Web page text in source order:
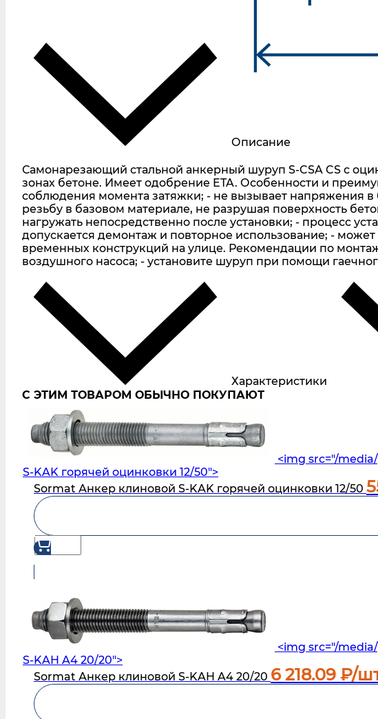
Описание
Самонарезающий стальной анкерный шуруп S-CSA CS с
зонах бетоне. Имеет одобрение ETA. Особенности и
соблюдения момента затяжки; - не вызывает напряжения в
резьбу в базовом материале, не разрушая поверхность
нагружать непосредственно после установки; - процесс
допускается демонтаж и повторное использование; -
временных конструкций на улице. Рекомендации по
воздушного насоса; - установите шуруп при помощи
Характеристики
С ЭТИМ ТОВАРОМ ОБЫЧНО ПОКУПАЮТ
<img src="/
S‑KAK горячей оцинковки 12/50">
Sormat Анкер клиновой S‑KAK горячей оцинковки 12/50
<img src="/
S‑KAH A4 20/20">
Sormat Анкер клиновой S‑KAH A4 20/20 6 218.09 ₽/